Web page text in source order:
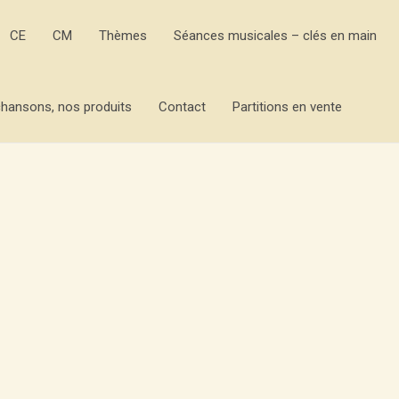
CE CM Thèmes Séances musicales – clés en main
nos produits Contact Partitions en vente